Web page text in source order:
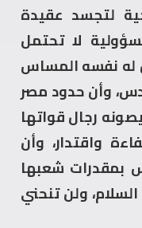
لتجسد عقيدة
لا تحتمل
نفسه المساس
وأن حدود مصر
رجال قواتها
واقتدار، وأن
بمقدرات شعبها
ولن تنحني